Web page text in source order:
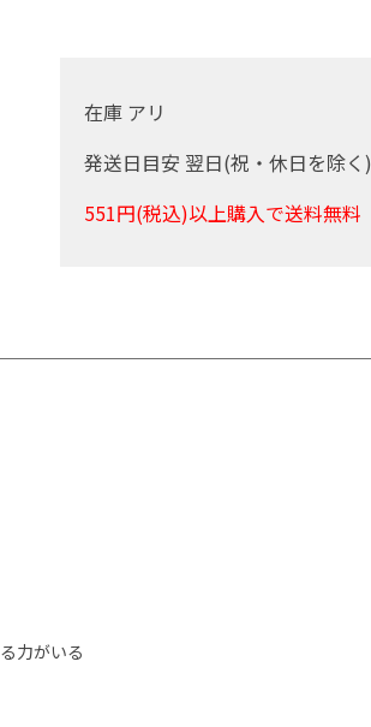
在庫 アリ
発送日目安 翌日(祝・休日を除く)
551円(税込)以上購入で送料無料
力がいる